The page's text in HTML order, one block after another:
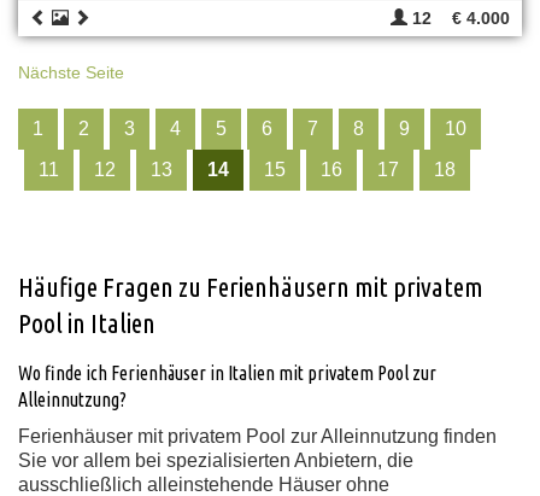
12 € 4.000
Nächste Seite
1 2 3 4 5 6 7 8 9
10
11
12 13 14 15 16 17 18
Häufige Fragen zu Ferienhäusern mit privatem
Pool in Italien
Wo finde ich Ferienhäuser in Italien mit privatem Pool zur
Alleinnutzung?
Ferienhäuser mit privatem Pool zur Alleinnutzung finden
Sie vor allem bei spezialisierten Anbietern, die
ausschließlich alleinstehende Häuser ohne